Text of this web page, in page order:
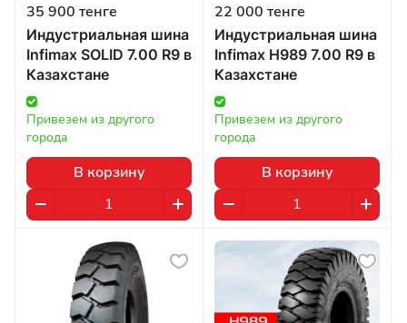
35 900 тенге
Индустриальная шина
Infimax SOLID 7.00 R9 в
Казахстане
Привезем из другого
города
В корзину
22 000 тенге
Индустриальная шина
Infimax H989 7.00 R9 в
Казахстане
Привезем из другого
города
В корзину